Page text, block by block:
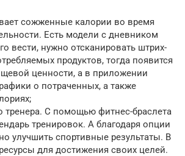
сожженные калории во время
Есть модели с дневником
вести, нужно отсканировать штрих-
продуктов, тогда появится
ценности, а в приложении
о потраченных, а также
тренера. С помощью фитнес-браслета
тренировок. А благодаря опции
улучшить спортивные результаты. В
для достижения своих целей.